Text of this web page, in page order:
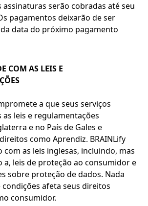
serão cobradas até seu
pagamentos deixarão de ser
data do próximo pagamento
COM AS LEIS E
a que seus serviços
leis e regulamentações
e no País de Gales e
como Aprendiz. BRAINLify
com as leis inglesas, incluindo, mas
a, leis de proteção ao consumidor e
sobre proteção de dados. Nada
afeta seus direitos
consumidor.